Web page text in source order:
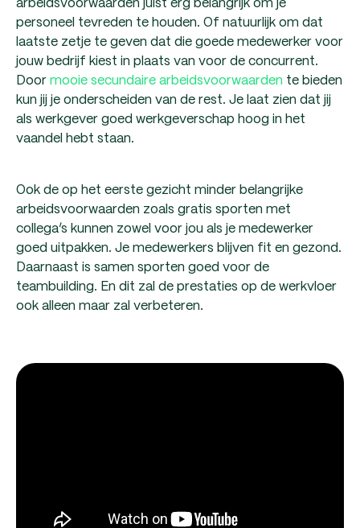
personeel tevreden te houden. Of natuurlijk om dat
laatste zetje te geven dat die goede medewerker voor
jouw bedrijf kiest in plaats van voor de concurrent.
Doormooie secundaire arbeidsvoorwaarden te bieden
kun jij je onderscheiden van de rest. Je laat zien dat jij
als werkgever goed werkgeverschap hoog in het
vaandel hebt staan.
Ook de op het eerste gezicht minder belangrijke
arbeidsvoorwaarden zoals gratis sporten met
collega’s kunnen zowel voor jou als je medewerker
goed uitpakken. Je medewerkers blijven fit en gezond.
Daarnaast is samen sporten goed voor de
teambuilding. En dit zal de prestaties op de werkvloer
ook alleen maar zal verbeteren.